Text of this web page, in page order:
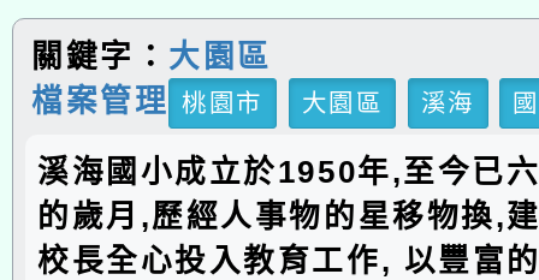
關鍵字： 大園區
檔案管理
桃園市 大園區 溪海
溪海國小成立於1950年,至今已
的歲月,歷經人事物的星移物換,
校長全心投入教育工作, 以豐富